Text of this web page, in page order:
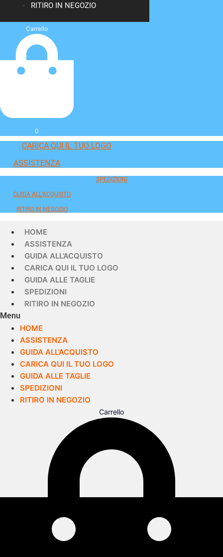
RITIRO IN NEGOZIO
Carrello
0
CARICA QUI IL TUO LOGO
ASSISTENZA
SPEDIZIONI
GUIDA ALL'ACQUISTO
RITIRO IN NEGOZIO
HOME
ASSISTENZA
GUIDA ALL’ACQUISTO
CARICA QUI IL TUO LOGO
GUIDA ALLE TAGLIE
SPEDIZIONI
RITIRO IN NEGOZIO
Menu
HOME
ASSISTENZA
GUIDA ALL’ACQUISTO
CARICA QUI IL TUO LOGO
GUIDA ALLE TAGLIE
SPEDIZIONI
RITIRO IN NEGOZIO
Carrello